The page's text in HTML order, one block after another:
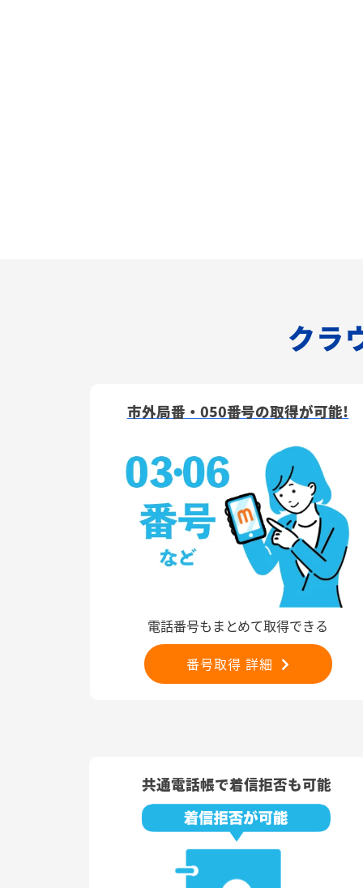
クラ
市外局番・050番号の取得が可能!
電話番号もまとめて取得できる
番号取得 詳細
共通電話帳で着信拒否も可能